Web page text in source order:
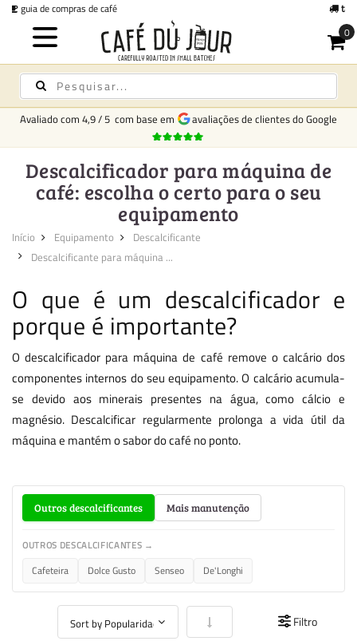
taxa fixa de entrega Grátis a partir de €250
Avaliado com 4,9/5 com base em avaliações de clientes do Google
Descalcificador para máquina de
café: escolha o certo para o seu
equipamento
Início Equipamento
Descalcificante
Descalcificante para máquina ...
O que é um descalcificador e
porque é importante?
O descalcificador para máquina de café remove o calcário dos
componentes internos do seu equipamento. O calcário acumula-
se devido aos minerais presentes na água, como cálcio e
magnésio. Descalcificar regularmente prolonga a vida útil da
máquina e mantém o sabor do café no ponto.
Outros descalcificantes Mais manutenção
OUTROS DESCALCIFICANTES →
Cafeteira Dolce Gusto Senseo De'Longhi
Definir Ordenação Crescente
Filtro